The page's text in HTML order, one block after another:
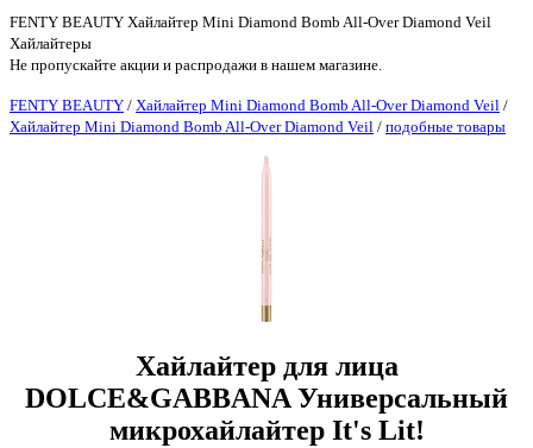
FENTY BEAUTY Хайлайтер Mini Diamond Bomb All-Over Diamond Veil
Хайлайтеры
Не пропускайте акции и распродажи в нашем магазине.
FENTY BEAUTY / Хайлайтер Mini Diamond Bomb All-Over Diamond Veil /
Хайлайтер Mini Diamond Bomb All-Over Diamond Veil / подобные товары
Хайлайтер для лица
DOLCE&GABBANA Универсальный
микрохайлайтер It's Lit!